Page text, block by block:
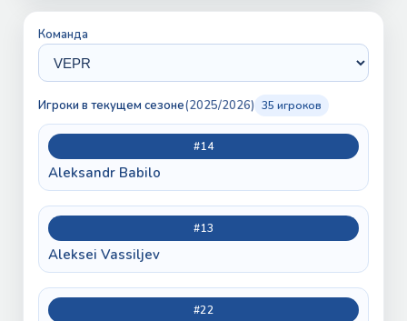
Команда
Игроки в текущем сезоне(2025/2026) 35 игроков
#14
Aleksandr Babilo
#13
Aleksei Vassiljev
#22